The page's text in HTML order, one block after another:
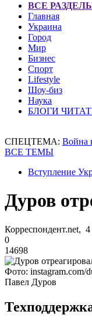
ВСЕ
Главная
Украина
Город
Мир
Бизнес
Спорт
Lifestyle
Шоу-биз
Наука
БЛОГИ
СПЕЦТЕМА: Война
ВСЕ ТЕМЫ
Вступление
Дуров
Корреспондент.net, 4
0
14698
Фото: instagram.com/
Павел Дуров